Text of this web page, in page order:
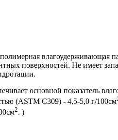
влагоудерживающая
поверхностей. Не имеет
основной показатель
(ASTM C309) - 4,5-5,0 г/100см
2. )